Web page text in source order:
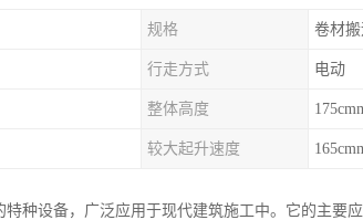
规格 卷材
行走方式 电动
整体高度
较大起升速度
种设备，广泛应用于现代建筑施工中。它的主要应